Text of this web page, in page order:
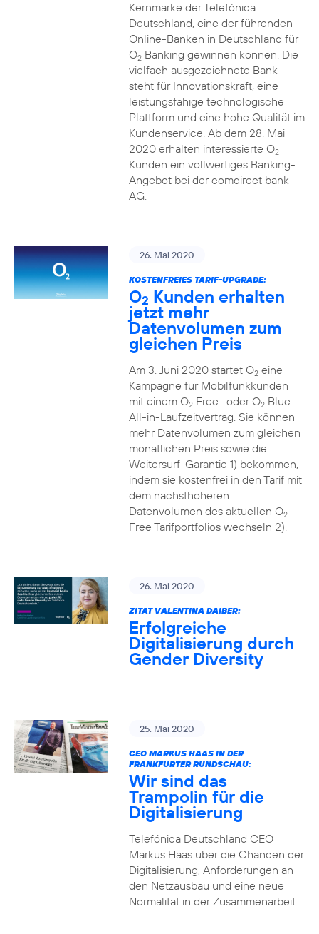
Kernmarke der Telefónica
Deutschland, eine der führenden
Online-Banken in Deutschland für
O2Banking gewinnen können. Die
vielfach ausgezeichnete Bank
steht für Innovationskraft, eine
leistungsfähige technologische
Plattform und eine hohe Qualität im
Kundenservice. Ab dem 28. Mai
2020 erhalten interessierte O2
Kunden ein vollwertiges Banking-
Angebot bei der comdirect bank
AG.
26. Mai 2020
KOSTENFREIES TARIF-UPGRADE:
O2 Kunden erhalten
jetzt mehr
Datenvolumen zum
gleichen Preis
Am 3. Juni 2020 startet O2eine
Kampagne für Mobilfunkkunden
mit einem O2Free- oder O2Blue
All-in-Laufzeitvertrag. Sie können
mehr Datenvolumen zum gleichen
monatlichen Preis sowie die
Weitersurf-Garantie 1) bekommen,
indem sie kostenfrei in den Tarif mit
dem nächsthöheren
Datenvolumen des aktuellen O2
Free Tarifportfolios wechseln 2).
26. Mai 2020
ZITAT VALENTINA DAIBER:
Erfolgreiche
Digitalisierung durch
Gender Diversity
25. Mai 2020
CEO MARKUS HAAS IN DER
FRANKFURTER RUNDSCHAU:
Wir sind das
Trampolin für die
Digitalisierung
Telefónica Deutschland CEO
Markus Haas über die Chancen der
Digitalisierung, Anforderungen an
den Netzausbau und eine neue
Normalität in der Zusammenarbeit.